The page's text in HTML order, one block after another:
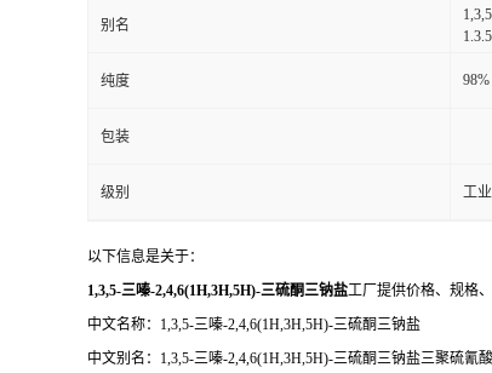
别名
纯度 98%
包装
级别 工
以下信息是关于：
1,3,5-三嗪-2,4,6(1H,3H,5H)-三硫酮三钠盐工厂提供价格、规格
中文名称：1,3,5-三嗪-2,4,6(1H,3H,5H)-三硫酮三钠盐
中文别名：1,3,5-三嗪-2,4,6(1H,3H,5H)-三硫酮三钠盐三聚硫